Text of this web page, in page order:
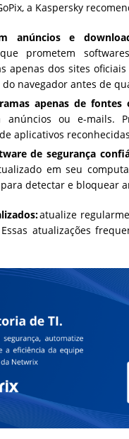
a Kaspersky
anúncios e
prometem
apenas dos sites
navegador antes de
apenas de fontes
anúncios ou e-mails.
aplicativos
de segurança
em seu
detectar e bloquear
atualize
atualizações